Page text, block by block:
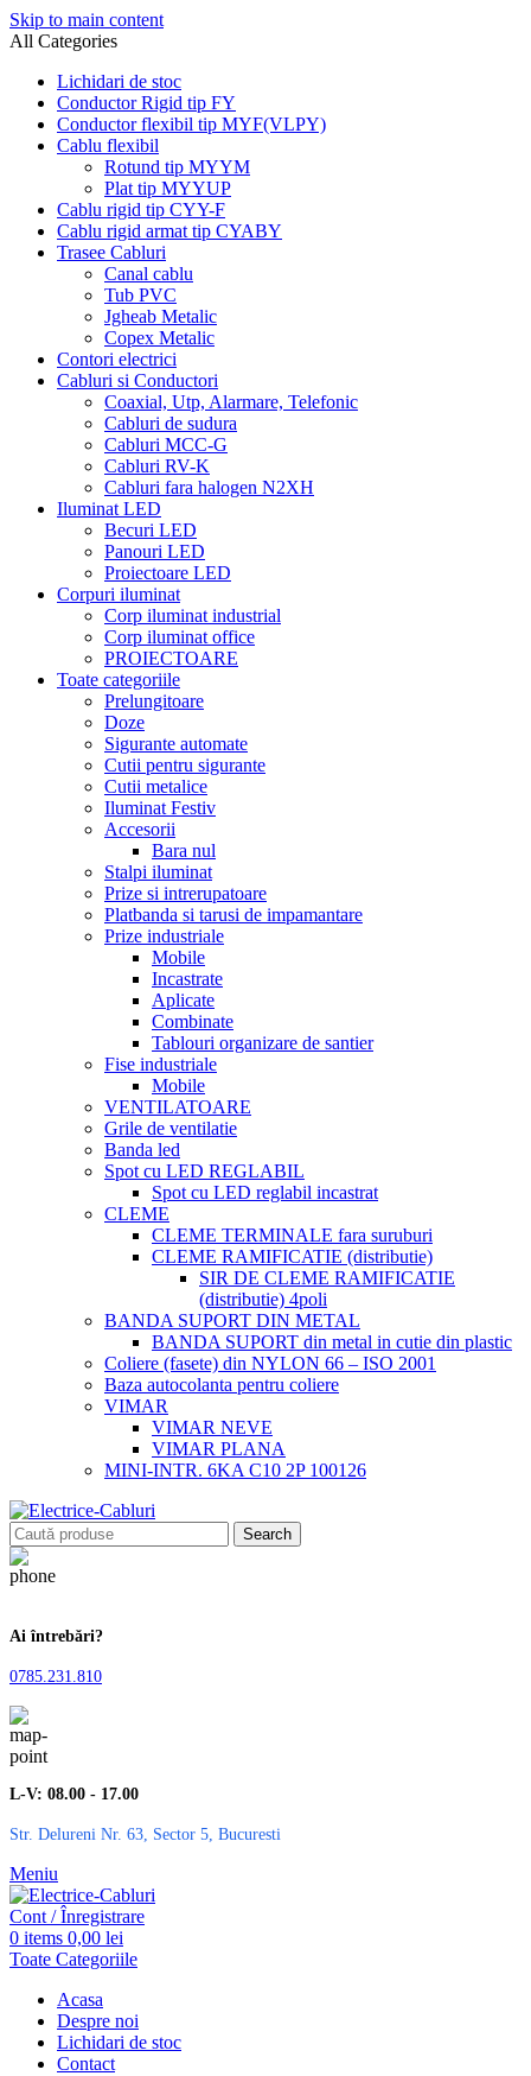
Skip to main content
All Categories
Lichidari de stoc
Conductor Rigid tip FY
Conductor flexibil tip MYF(VLPY)
Cablu flexibil
Rotund tip MYYM
Plat tip MYYUP
Cablu rigid tip CYY-F
Cablu rigid armat tip CYABY
Trasee Cabluri
Canal cablu
Tub PVC
Jgheab Metalic
Copex Metalic
Contori electrici
Cabluri si Conductori
Coaxial, Utp, Alarmare, Telefonic
Cabluri de sudura
Cabluri MCC-G
Cabluri RV-K
Cabluri fara halogen N2XH
Iluminat LED
Becuri LED
Panouri LED
Proiectoare LED
Corpuri iluminat
Corp iluminat industrial
Corp iluminat office
PROIECTOARE
Toate categoriile
Prelungitoare
Doze
Sigurante automate
Cutii pentru sigurante
Cutii metalice
Iluminat Festiv
Accesorii
Bara nul
Stalpi iluminat
Prize si intrerupatoare
Platbanda si tarusi de impamantare
Prize industriale
Mobile
Incastrate
Aplicate
Combinate
Tablouri organizare de santier
Fise industriale
Mobile
VENTILATOARE
Grile de ventilatie
Banda led
Spot cu LED REGLABIL
Spot cu LED reglabil incastrat
CLEME
CLEME TERMINALE fara suruburi
CLEME RAMIFICATIE (distributie)
SIR DE CLEME RAMIFICATIE
(distributie) 4poli
BANDA SUPORT DIN METAL
BANDA SUPORT din metal in cutie din plastic
Coliere (fasete) din NYLON 66 – ISO 2001
Baza autocolanta pentru coliere
VIMAR
VIMAR NEVE
VIMAR PLANA
MINI-INTR. 6KA C10 2P 100126
Search
Ai întrebări?
0785.231.810
L-V: 08.00 - 17.00
Str. Delureni Nr. 63, Sector 5, Bucuresti
Meniu
Cont / Înregistrare
0 items 0,00 lei
Toate Categoriile
Acasa
Despre noi
Lichidari de stoc
Contact